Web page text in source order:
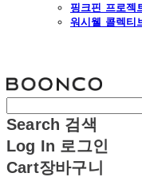
핑크핀 프로젝
워시웰 콜렉티
Search 검색
Log In 로그인
Cart장바구니